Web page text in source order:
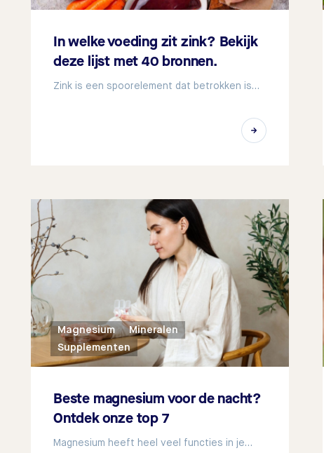
In welke voeding zit zink? Bekijk
deze lijst met 40 bronnen.
Zink is een spoorelement dat betrokken is…
Magnesium
Mineralen
Supplementen
Beste magnesium voor de nacht?
Ontdek onze top 7
Magnesium heeft heel veel functies in je…